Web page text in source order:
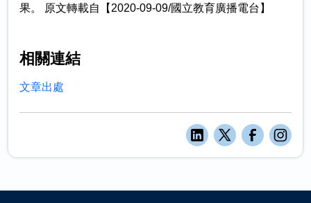
果。 原文轉載自【2020-09-09/國立教育廣播電台】
相關連結
文章出處